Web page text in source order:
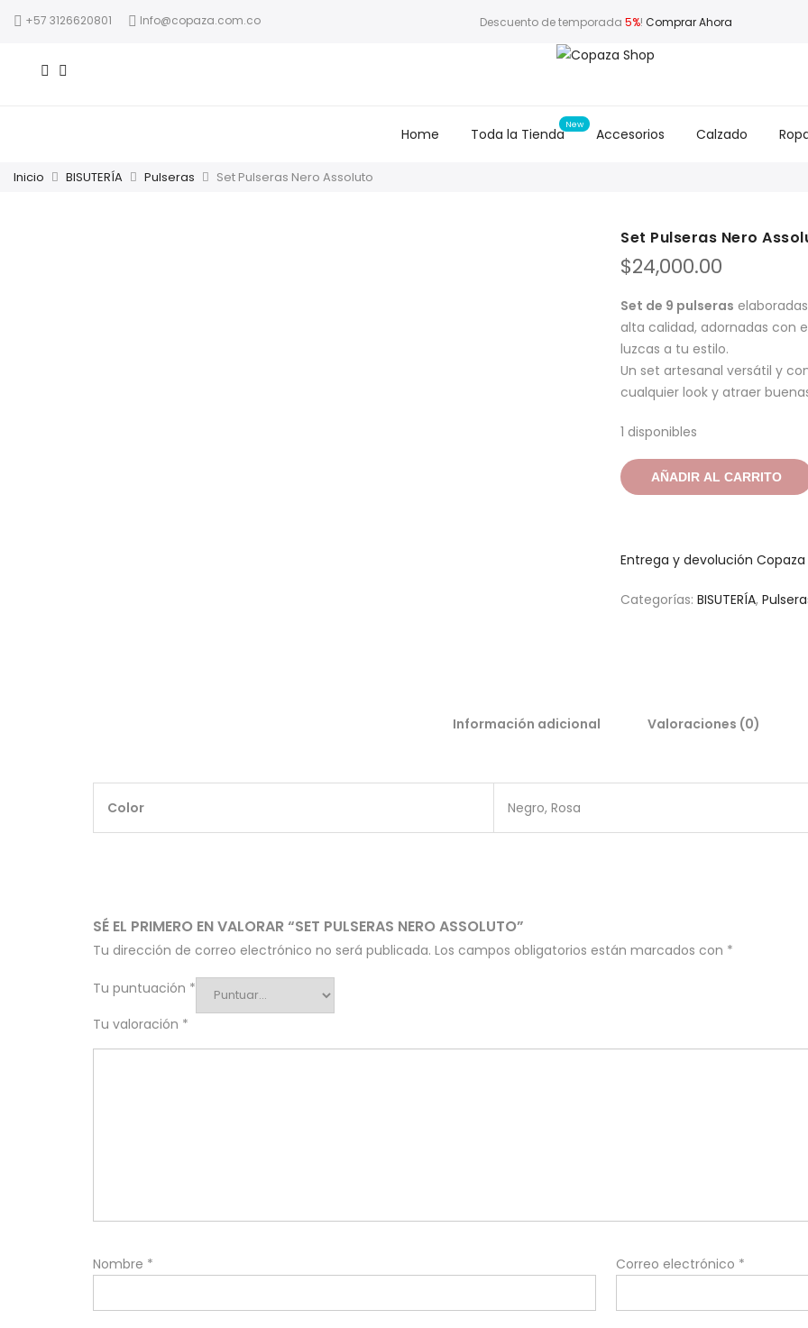
+57 3126620801 Info@copaza.com.co Descuento de temporada 5%! Comprar Ahora
Home Toda la Tienda Accesorios Calzado
Inicio BISUTERÍA Pulseras Set Pulseras Nero Assoluto
Set Pulseras Nero
$24,000.00
Set de 9 pulseras
alta calidad, adornadas con
luzcas a tu estilo.
Un set artesanal versátil y
cualquier look y atraer
1 disponibles
AÑADIR AL CARRITO
Entrega y devolución Copaza
Categorías: BISUTERÍA,
Información adicional Valoraciones (0)
Color Negro, Rosa
SÉ EL PRIMERO EN VALORAR “SET PULSERAS NERO ASSOLUTO”
Tu dirección de correo electrónico no será publicada. Los campos obligatorios están marcados con *
Tu puntuación *
Tu valoración *
Nombre * Correo electrónico *